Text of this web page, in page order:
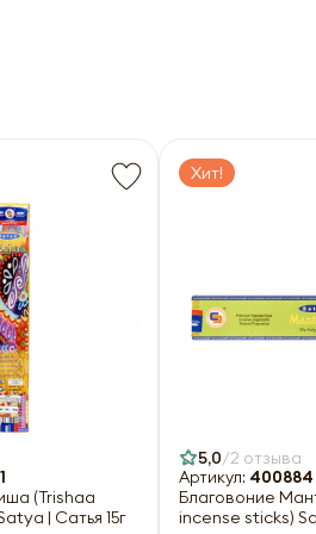
(Trishaa
| Сатья 15г
Хит!
5,0 2 отзыва
Артикул: 400884
Благовоние
incense sticks)